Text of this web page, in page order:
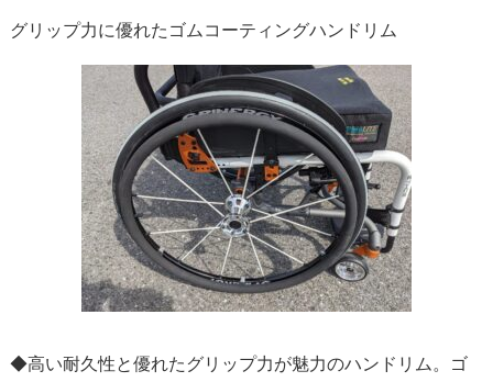
グリップ力に優れたゴムコーティングハンドリム
◆高い耐久性と優れたグリップ力が魅力のハンドリム。ゴ